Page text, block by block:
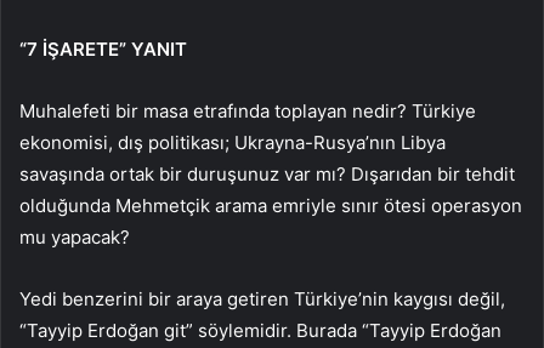
“7 İŞARETE” YANIT
Muhalefeti bir masa etrafında toplayan nedir? Türkiye
ekonomisi, dış politikası; Ukrayna-Rusya’nın Libya
savaşında ortak bir duruşunuz var mı? Dışarıdan bir tehdit
olduğunda Mehmetçik arama emriyle sınır ötesi operasyon
mu yapacak?
Yedi benzerini bir araya getiren Türkiye’nin kaygısı değil,
“Tayyip Erdoğan git” söylemidir. Burada “Tayyip Erdoğan